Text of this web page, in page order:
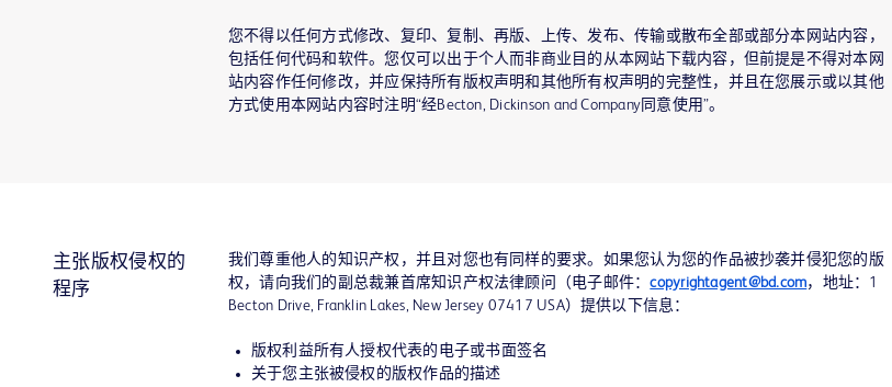
您不得以任何方式修改、复印、复制、再版、上传、发布、传输或散布全部或部分本网站内容，
包括任何代码和软件。您仅可以出于个人而非商业目的从本网站下载内容，但前提是不得对本网
站内容作任何修改，并应保持所有版权声明和其他所有权声明的完整性，并且在您展示或以其他
方式使用本网站内容时注明“经Becton, Dickinson and Company同意使用”。
主张版权侵权的
程序
我们尊重他人的知识产权，并且对您也有同样的要求。如果您认为您的作品被抄袭并侵犯您的版
权，请向我们的副总裁兼首席知识产权法律顾问（电子邮件：copyrightagent@bd.com，地址：1
Becton Drive, Franklin Lakes, New Jersey 07417 USA）提供以下信息：
版权利益所有人授权代表的电子或书面签名
关于您主张被侵权的版权作品的描述